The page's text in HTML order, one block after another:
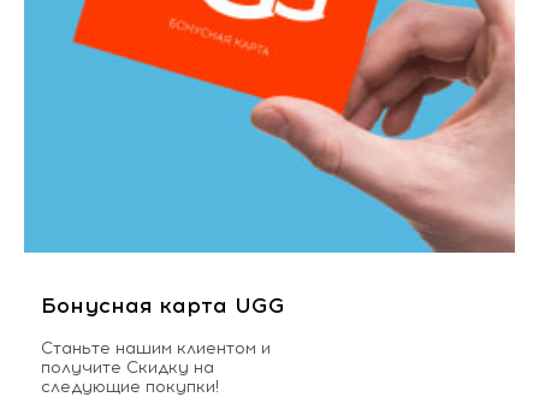
Бонусная карта UGG
Станьте нашим клиентом и
получите Скидку на
следующие покупки!